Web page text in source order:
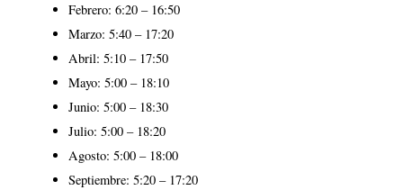
Febrero: 6:20 – 16:50
Marzo: 5:40 – 17:20
Abril: 5:10 – 17:50
Mayo: 5:00 – 18:10
Junio: 5:00 – 18:30
Julio: 5:00 – 18:20
Agosto: 5:00 – 18:00
Septiembre: 5:20 – 17:20